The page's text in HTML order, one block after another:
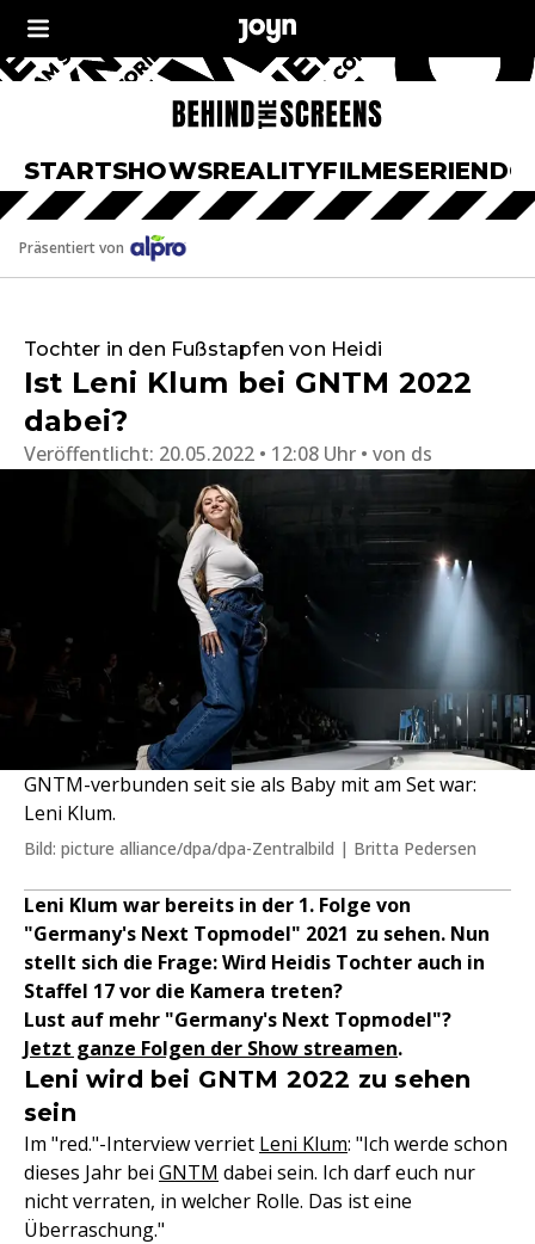
STARTSHOWSREALITYFILMESERIEN
Präsentiert von
Tochter in den Fußstapfen von Heidi
Ist Leni Klum bei GNTM 2022
dabei?
Veröffentlicht: 20.05.2022 • 12:08 Uhr von ds
GNTM-verbunden seit sie als Baby mit am Set war:
Leni Klum.
Bild: picture alliance/dpa/dpa-Zentralbild | Britta Pedersen
Leni Klum war bereits in der 1. Folge von
"Germany's Next Topmodel" 2021 zu sehen. Nun
stellt sich die Frage: Wird Heidis Tochter auch in
Staffel 17 vor die Kamera treten?
Lust auf mehr "Germany's Next Topmodel"?
Jetzt ganze Folgen der Show streamen.
Leni wird bei GNTM 2022 zu sehen
sein
Im "red."-Interview verriet Leni Klum: "Ich werde schon
dieses Jahr bei GNTM dabei sein. Ich darf euch nur
nicht verraten, in welcher Rolle. Das ist eine
Überraschung."